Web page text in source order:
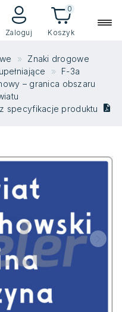
Zaloguj Koszyk
0
Znaki drogowe
F-3a
– granica obszaru
specyfikacje produktu